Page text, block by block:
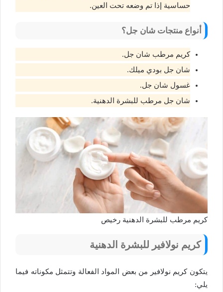
حساسية إذا تم وضعه تحت العين.
أنواع منتجات شان جل؟
كريم مرطب شان جل.
شان جل بودي ميلك.
غسول شان جل.
شان جل مرطب للبشرة الدهنية.
كريم مرطب للبشرة الدهنية رخيص
كريم نولافير للبشرة الدهنية
يتكون كريم نولافير من بعض المواد الفعالة وتتمثل مكوناته فيما
يلي: